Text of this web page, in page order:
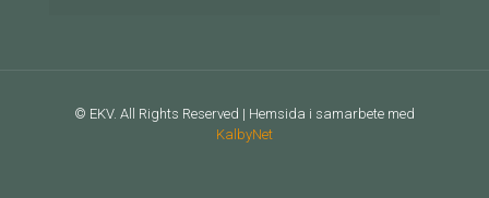
© EKV. All Rights Reserved | Hemsida i samarbete med
KalbyNet